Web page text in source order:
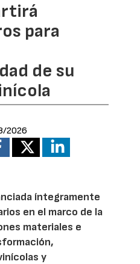
para
de su
2026
íntegramente
en el marco de la
materiales e
y